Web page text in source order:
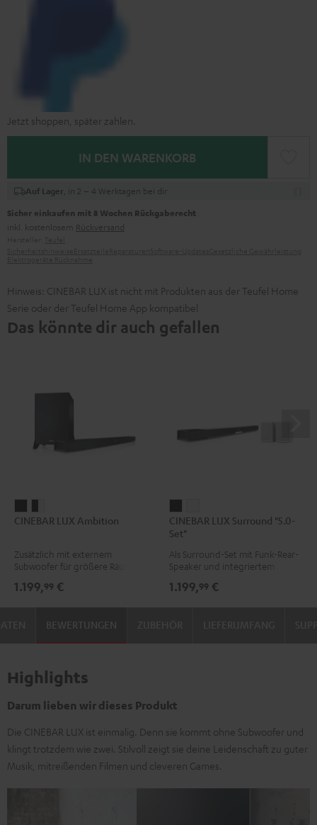
Jetzt shoppen, später zahlen.
IN DEN WARENKORB
Auf Lager , in 2 – 4 Werktagen bei dir
Sicher einkaufen mit 8 Wochen Rückgaberecht
inkl. kostenlosem Rückversand
Hinweis: CINEBAR LUX ist nicht mit Produkten aus der Teufel Home
Serie oder der Teufel Home App kompatibel
Das könnte dir auch gefallen
LUX
Schwarz
LUX
Schwarz
Weiß
CINEBAR LUX Ambition
Zusätzlich mit externem
Subwoofer für größere Räume
1.199,99 €
LUX
Surround
"5.0-
Schwarz
LUX
"5.0-
Weiß
CINEBAR LUX Surround "5.0-
Set"
Als Surround-Set mit Funk-Rear-
Speaker und integriertem
1.199,99 €
BEWERTUNGEN
Highlights
Darum lieben wir dieses Produkt
Die CINEBAR LUX ist einmalig. Denn sie kommt ohne Subwoofer und
klingt trotzdem wie zwei. Stilvoll zeigt sie deine Leidenschaft zu guter
Musik, mitreißenden Filmen und cleveren Games.